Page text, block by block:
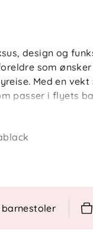
design og
som
Med en
passer i flyets
justerbar
og komfort.
med